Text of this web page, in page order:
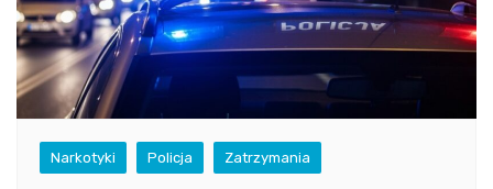
Narkotyki Policja Zatrzymania